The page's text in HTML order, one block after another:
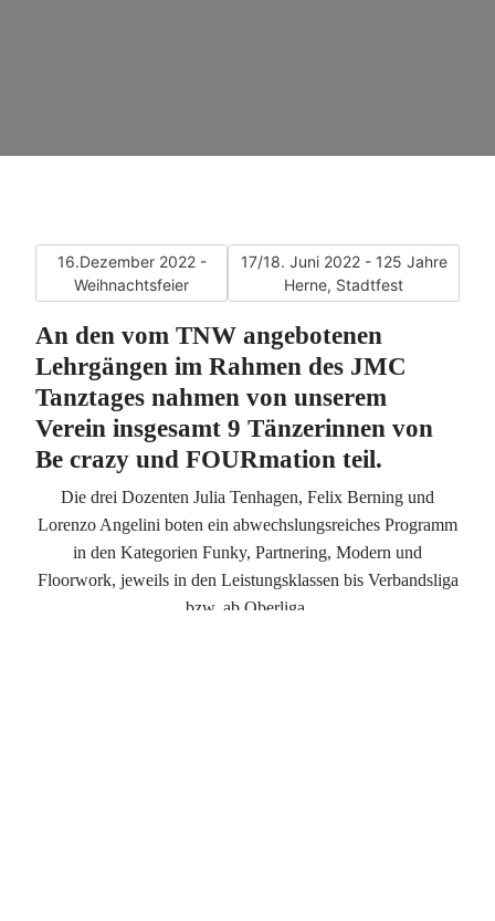
Vorheriger Beitrag: 16.Dezember 2022 - Weihnachtsfeier
16.Dezember 2022 -
Weihnachtsfeier
Nächster Beitrag: 17/18. Juni
17/18. Juni 2022 - 125 Jahre
Herne, Stadtfest
An den vom TNW angebotenen
Lehrgängen im Rahmen des JMC
Tanztages nahmen von unserem
Verein insgesamt 9 Tänzerinnen von
Be crazy und FOURmation teil.
Die drei Dozenten Julia Tenhagen, Felix Berning und
Lorenzo Angelini boten ein abwechslungsreiches Programm
in den Kategorien Funky, Partnering, Modern und
Floorwork, jeweils in den Leistungsklassen bis Verbandsliga
bzw. ab Oberliga.